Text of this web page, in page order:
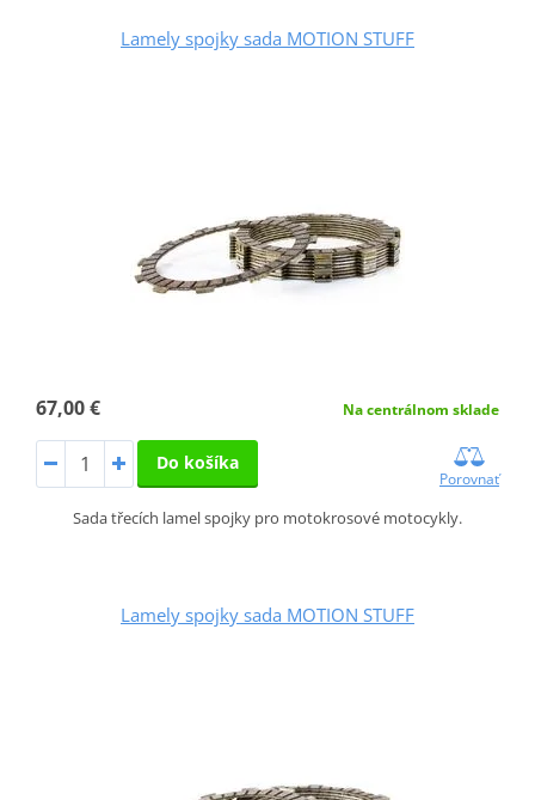
Lamely spojky sada MOTION STUFF
67,00 € Na centrálnom sklade
Do košíka
Porovnať
Sada třecích lamel spojky pro motokrosové motocykly.
Lamely spojky sada MOTION STUFF